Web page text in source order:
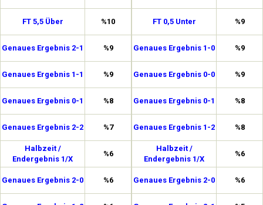
FT 5,5 Über %10
Genaues Ergebnis 2-1 %9
Genaues Ergebnis 1-1 %9
Genaues Ergebnis 0-1 %8
Genaues Ergebnis 2-2 %7
Halbzeit /
Endergebnis 1/X
%6
Genaues Ergebnis 2-0 %6
FT 0,5 Unter %9
Genaues Ergebnis 1-0 %9
Genaues Ergebnis 0-0 %9
Genaues Ergebnis 0-1 %8
Genaues Ergebnis 1-2 %8
Halbzeit /
Endergebnis 1/X
%6
Genaues Ergebnis 2-0 %6